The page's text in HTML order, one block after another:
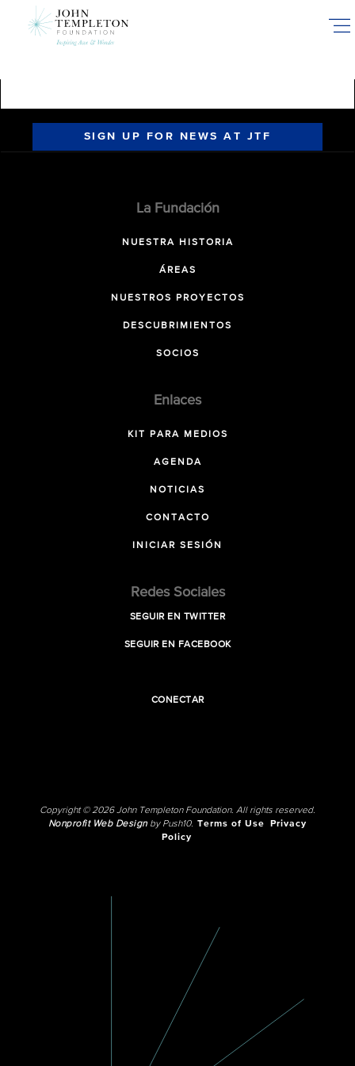
SIGN UP FOR NEWS AT JTF
La Fundación
NUESTRA HISTORIA
ÁREAS
NUESTROS PROYECTOS
DESCUBRIMIENTOS
SOCIOS
Enlaces
KIT PARA MEDIOS
AGENDA
NOTICIAS
CONTACTO
INICIAR SESIÓN
Redes Sociales
SEGUIR EN TWITTER
SEGUIR EN FACEBOOK
CONECTAR
Copyright © 2026 John Templeton Foundation. All rights reserved.
Nonprofit Web Designby Push10. Terms of Use
Privacy
Policy